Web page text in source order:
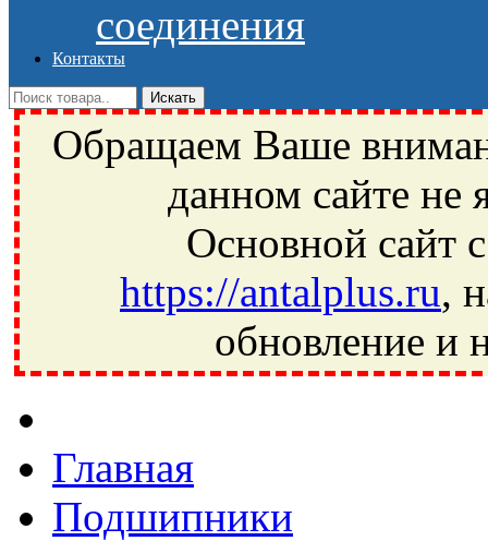
соединения
Контакты
Обращаем Ваше
данном сайте не
Основной сайт
https://antalplus.ru,
обновление и
Ивантеевка, подшипники, пневматика, метизы, техника,
Главная
Подшипники